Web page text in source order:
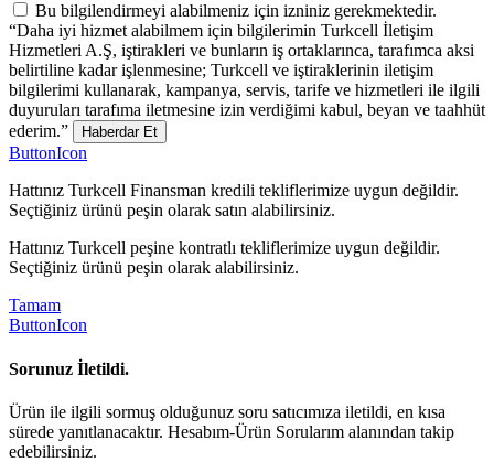
Bu bilgilendirmeyi alabilmeniz için izniniz gerekmektedir.
“Daha iyi hizmet alabilmem için bilgilerimin Turkcell İletişim
Hizmetleri A.Ş, iştirakleri ve bunların iş ortaklarınca, tarafımca aksi
belirtiline kadar işlenmesine; Turkcell ve iştiraklerinin iletişim
bilgilerimi kullanarak, kampanya, servis, tarife ve hizmetleri ile ilgili
duyuruları tarafıma iletmesine izin verdiğimi kabul, beyan ve taahhüt
ederim.”
Haberdar Et
ButtonIcon
Hattınız Turkcell Finansman kredili tekliflerimize uygun değildir.
Seçtiğiniz ürünü peşin olarak satın alabilirsiniz.
Hattınız Turkcell peşine kontratlı tekliflerimize uygun değildir.
Seçtiğiniz ürünü peşin olarak alabilirsiniz.
Tamam
ButtonIcon
Sorunuz İletildi.
Ürün ile ilgili sormuş olduğunuz soru satıcımıza iletildi, en kısa
sürede yanıtlanacaktır. Hesabım-Ürün Sorularım alanından takip
edebilirsiniz.